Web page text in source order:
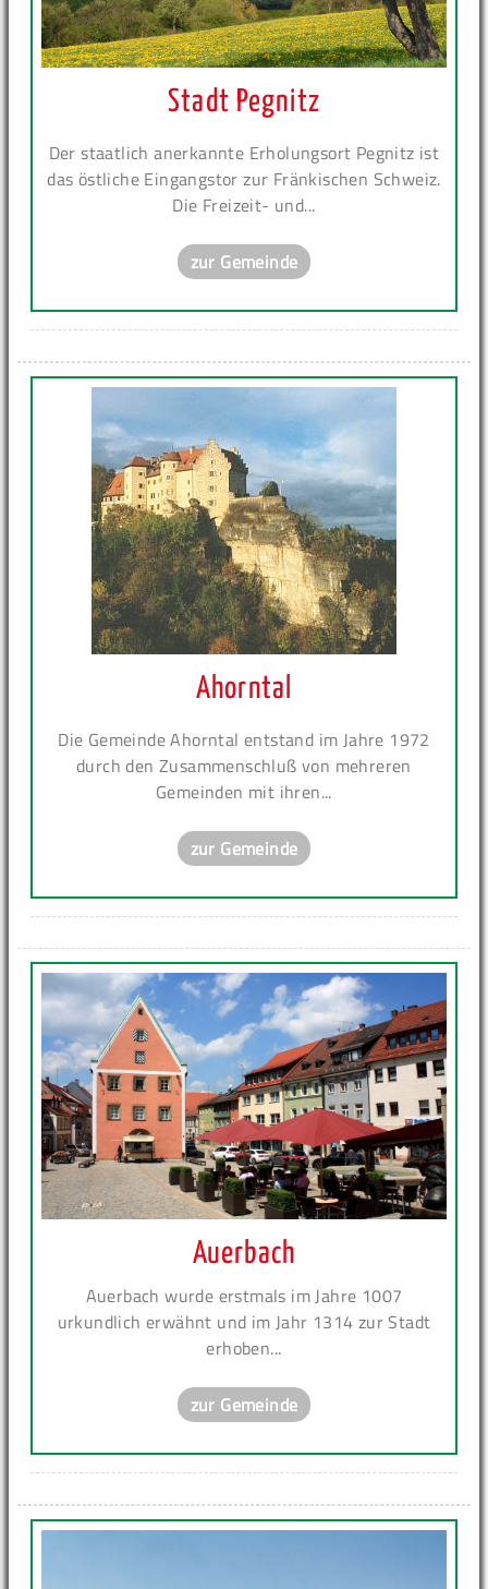
Stadt Pegnitz
Der staatlich anerkannte Erholungsort Pegnitz ist
das östliche Eingangstor zur Fränkischen Schweiz.
Die Freizeit- und...
zur Gemeinde
Ahorntal
Die Gemeinde Ahorntal entstand im Jahre 1972
durch den Zusammenschluß von mehreren
Gemeinden mit ihren...
zur Gemeinde
Auerbach
Auerbach wurde erstmals im Jahre 1007
urkundlich erwähnt und im Jahr 1314 zur Stadt
erhoben...
zur Gemeinde